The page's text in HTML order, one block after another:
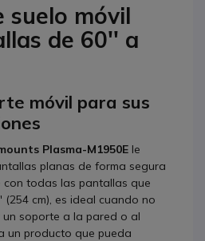
suelo móvil
de 60'' a
móvil para sus
Plasma-M1950E le
planas de forma segura
con todas las pantallas que
cm), es ideal cuando no
soporte a la pared o al
un producto que pueda